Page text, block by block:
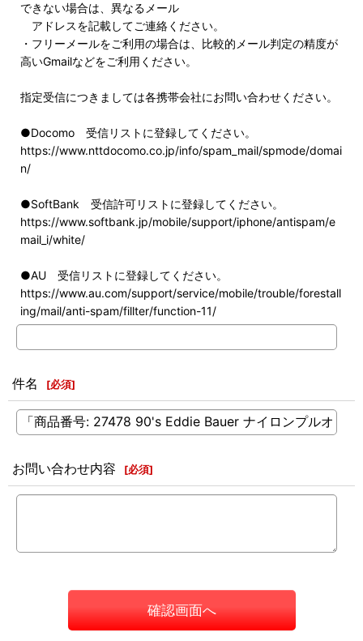
できない場合は、異なるメール
アドレスを記載してご連絡ください。
・フリーメールをご利用の場合は、比較的メール判定の精度が
高いGmailなどをご利用ください。
指定受信につきましては各携帯会社にお問い合わせください。
●Docomo 受信リストに登録してください。
https://www.nttdocomo.co.jp/info/spam_mail/spmode/domai
n/
●SoftBank 受信許可リストに登録してください。
https://www.softbank.jp/mobile/support/iphone/antispam/e
mail_i/white/
●AU 受信リストに登録してください。
https://www.au.com/support/service/mobile/trouble/forestall
ing/mail/anti-spam/fillter/function-11/
件名 [必須]
お問い合わせ内容 [必須]
確認画面へ